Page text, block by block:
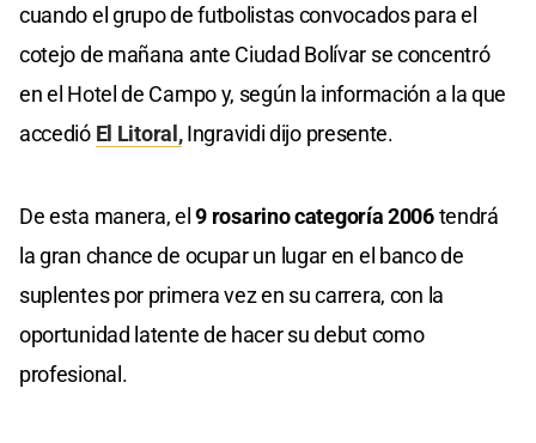
cuando el grupo de futbolistas convocados para el
cotejo de mañana ante Ciudad Bolívar se concentró
en el Hotel de Campo y, según la información a la que
accedió El Litoral,Ingravidi dijo presente.
De esta manera, el 9 rosarino categoría 2006tendrá
la gran chance de ocupar un lugar en el banco de
suplentes por primera vez en su carrera, con la
oportunidad latente de hacer su debut como
profesional.